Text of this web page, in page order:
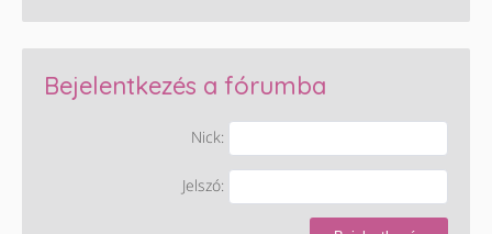
Bejelentkezés a fórumba
Nick:
Jelszó: